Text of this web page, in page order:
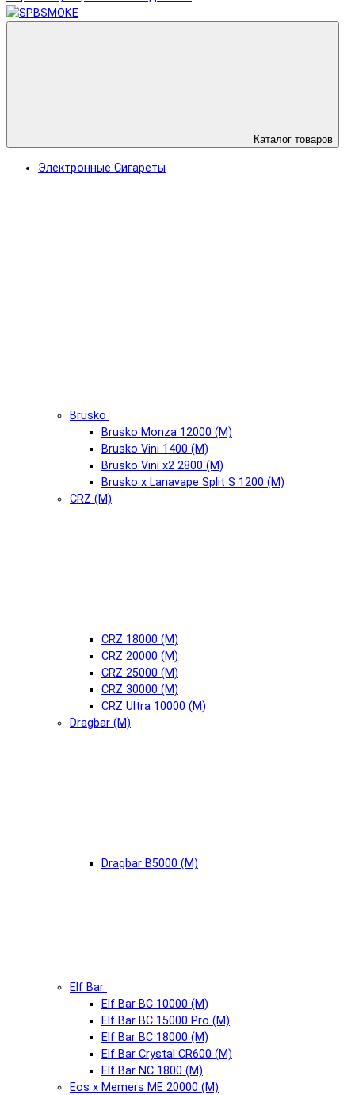
Каталог товаров
Электронные Сигареты
Brusko
Brusko Monza 12000 (М)
Brusko Vini 1400 (М)
Brusko Vini x2 2800 (М)
Brusko x Lanavape Split S 1200 (М)
CRZ (М)
CRZ 18000 (М)
CRZ 20000 (М)
CRZ 25000 (М)
CRZ 30000 (М)
CRZ Ultra 10000 (М)
Dragbar (М)
Dragbar B5000 (М)
Elf Bar
Elf Bar BC 10000 (М)
Elf Bar BC 15000 Pro (М)
Elf Bar BC 18000 (М)
Elf Bar Crystal CR600 (М)
Elf Bar NC 1800 (М)
Eos x Memers ME 20000 (М)